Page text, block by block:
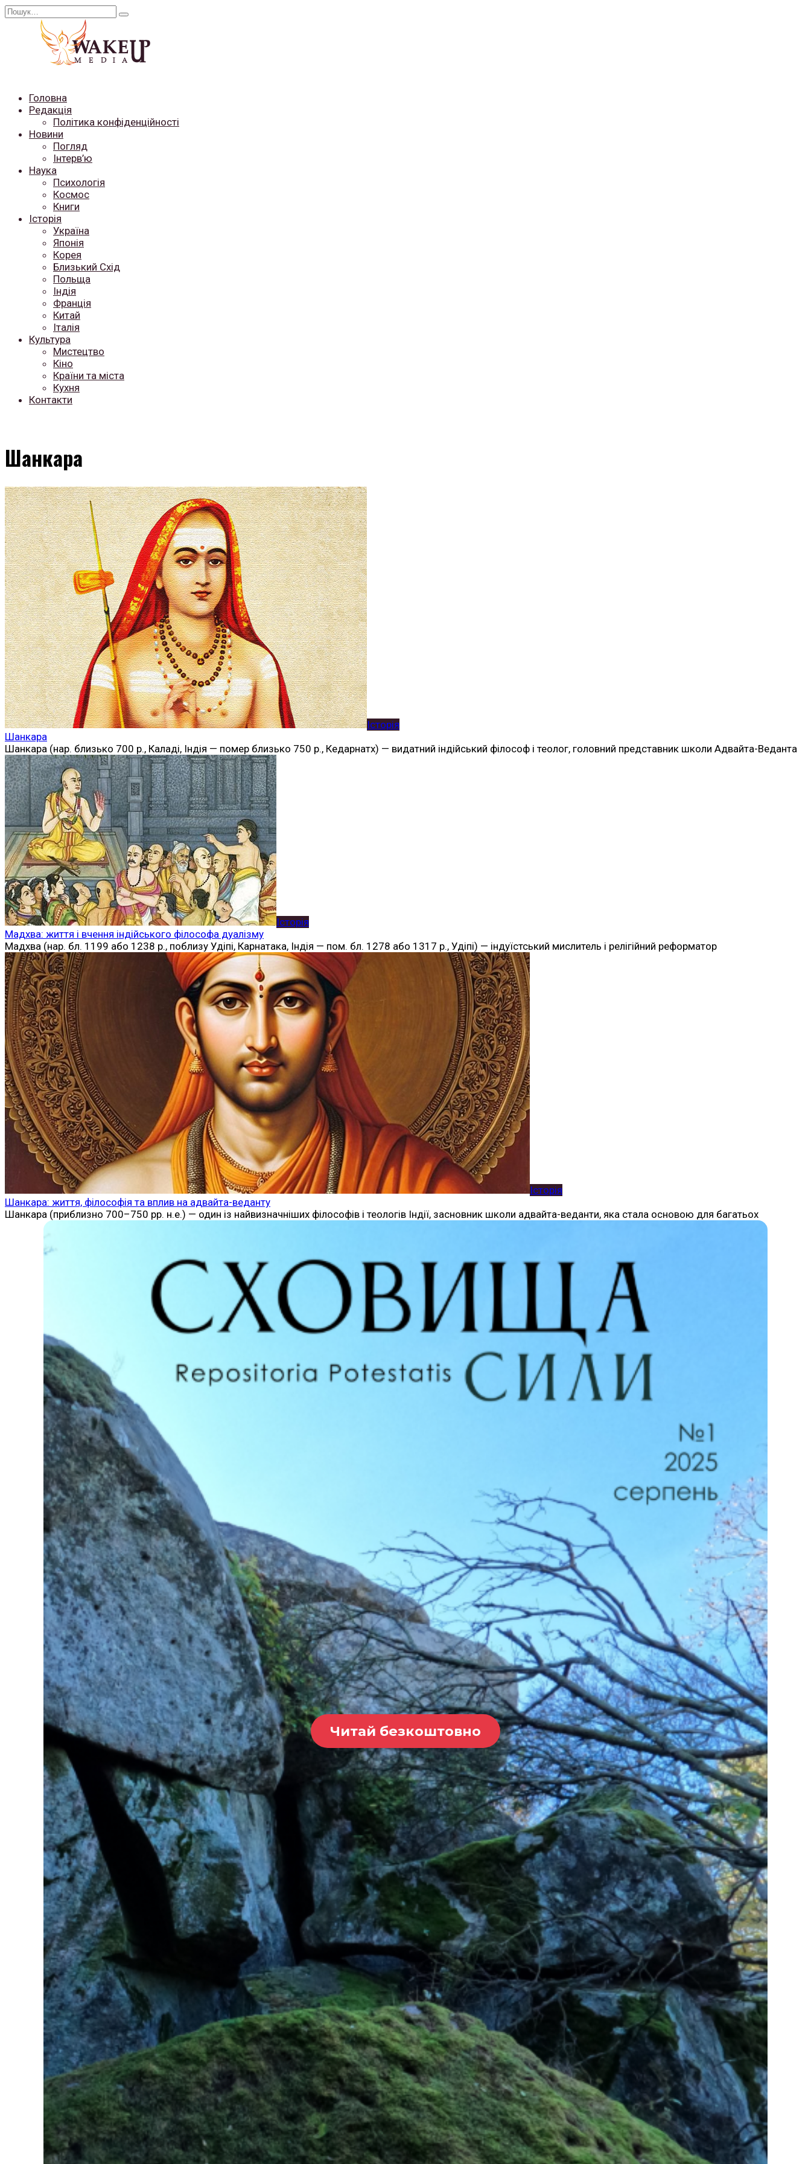
Перейти
Search
Головна
Редакція
Політика конфіденційності
Новини
Погляд
Інтерв’ю
Наука
Психологія
Космос
Книги
Історія
Україна
Японія
Корея
Близький Схід
Польща
Індія
Франція
Китай
Італія
Культура
Мистецтво
Кіно
Країни та міста
Кухня
Контакти
Шанкара
Історія
Шанкара
Шанкара (нар. близько 700 р., Каладі, Індія — помер близько 750 р., Кедарнатх) — видатний індійський філософ і теолог, головний представник школи Адвайта-Веданта
Історія
Мадхва: життя і вчення індійського філософа дуалізму
Мадхва (нар. бл. 1199 або 1238 р., поблизу Удіпі, Карнатака, Індія — пом. бл. 1278 або 1317 р., Удіпі) — індуїстський мислитель і релігійний реформатор
Історія
Шанкара: життя, філософія та вплив на адвайта-веданту
Шанкара (приблизно 700–750 рр. н.е.) — один із найвизначніших філософів і теологів Індії, засновник школи адвайта-веданти, яка стала основою для багатьох
Читай безкоштовно